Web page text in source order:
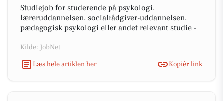
Studiejob for studerende på psykologi,
læreruddannelsen, socialrådgiver-uddannelsen,
pædagogisk psykologi eller andet relevant studie -
Kilde: JobNet
Læs hele artiklen her
Kopiér link